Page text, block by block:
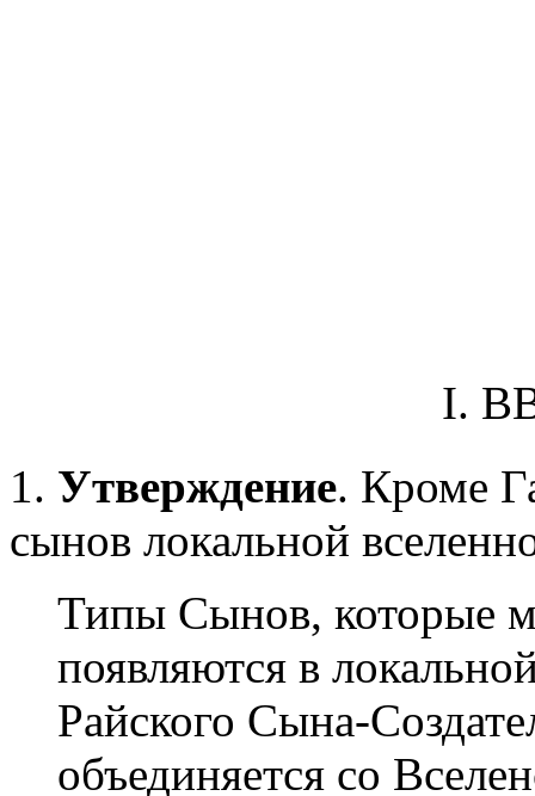
I.
1. Утверждение. Кроме
сынов локальной
Типы Сынов, которые
появляются в
Райского Сына-
объединяется со